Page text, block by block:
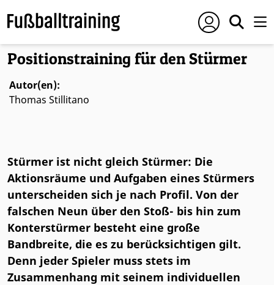
Foto: © IMAGO/News Licensing
Positionstraining für den Stürmer
Autor(en):
Thomas Stillitano
Stürmer ist nicht gleich Stürmer: Die
Aktionsräume und Aufgaben eines Stürmers
unterscheiden sich je nach Profil. Von der
falschen Neun über den Stoß- bis hin zum
Konterstürmer besteht eine große
Bandbreite, die es zu berücksichtigen gilt.
Denn jeder Spieler muss stets im
Zusammenhang mit seinem individuellen